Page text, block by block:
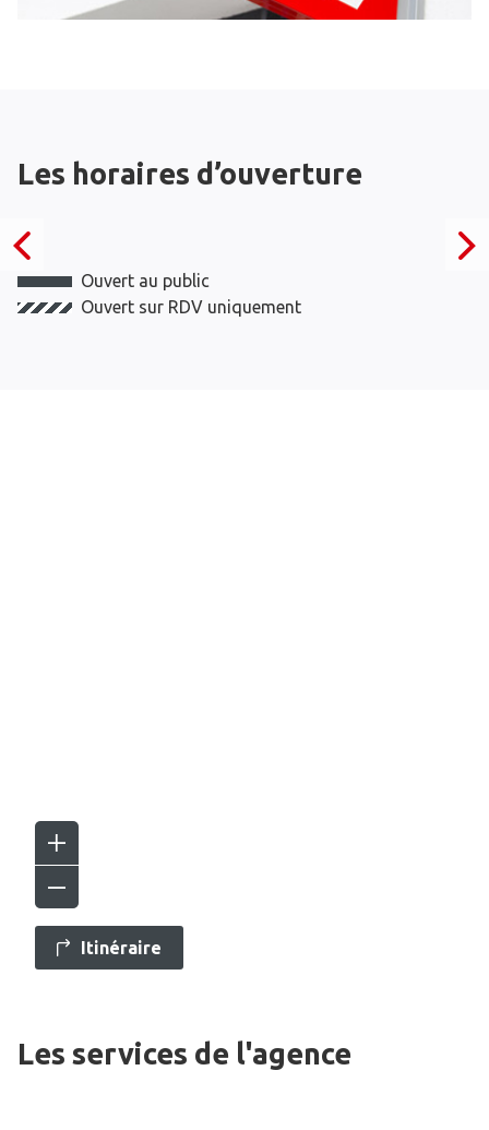
Les horaires d’ouverture
Ouvert au public
Ouvert sur RDV uniquement
Itinéraire
Les services de l'agence